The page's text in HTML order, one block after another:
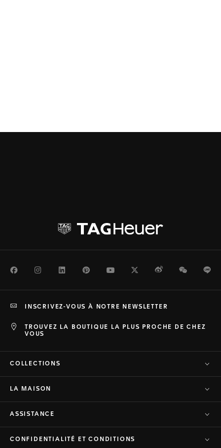
FacebookInstagramLinkedInPinterestYoutubeTwitterWeiboWeChat
TROUVEZ LA BOUTIQUE LA PLUS PROCHE DE CHEZ
VOUS
INSCRIVEZ-VOUS À NOTRE NEWSLETTER
COLLECTIONS
LA MAISON
ASSISTANCE
CONFIDENTIALITÉ ET CONDITIONS